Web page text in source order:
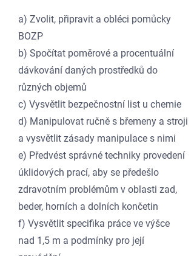
a) Zvolit, připravit a obléci pomůcky
BOZP
b) Spočítat poměrové a procentuální
dávkování daných prostředků do
různých objemů
c) Vysvětlit bezpečnostní list u chemie
d) Manipulovat ručně s břemeny a stroji
a vysvětlit zásady manipulace s nimi
e) Předvést správné techniky provedení
úklidových prací, aby se předešlo
zdravotním problémům v oblasti zad,
beder, horních a dolních končetin
f) Vysvětlit specifika práce ve výšce
nad 1,5 m a podmínky pro její